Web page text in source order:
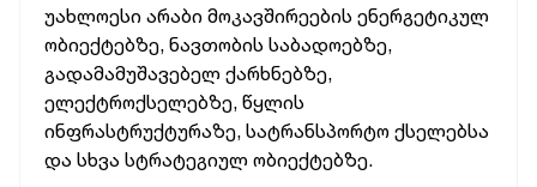
უახლოესი არაბი მოკავშირეების ენერგეტიკულ
ობიექტებზე, ნავთობის საბადოებზე,
გადამამუშავებელ ქარხნებზე,
ელექტროქსელებზე, წყლის
ინფრასტრუქტურაზე, სატრანსპორტო ქსელებსა
და სხვა სტრატეგიულ ობიექტებზე.